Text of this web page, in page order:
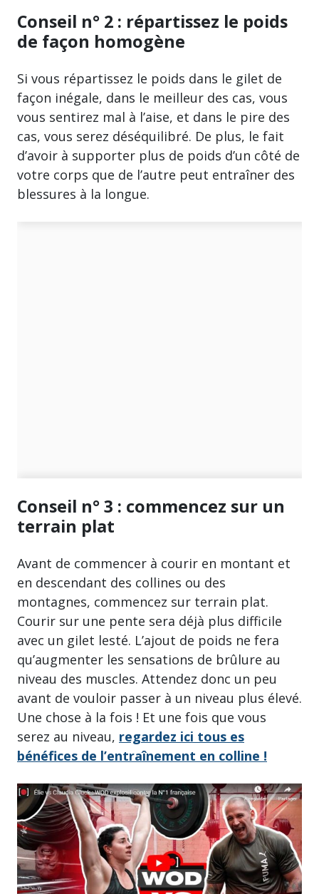
Conseil n° 2 : répartissez le poids
de façon homogène
Si vous répartissez le poids dans le gilet de
façon inégale, dans le meilleur des cas, vous
vous sentirez mal à l’aise, et dans le pire des
cas, vous serez déséquilibré. De plus, le fait
d’avoir à supporter plus de poids d’un côté de
votre corps que de l’autre peut entraîner des
blessures à la longue.
Conseil n° 3 : commencez sur un
terrain plat
Avant de commencer à courir en montant et
en descendant des collines ou des
montagnes, commencez sur terrain plat.
Courir sur une pente sera déjà plus difficile
avec un gilet lesté. L’ajout de poids ne fera
qu’augmenter les sensations de brûlure au
niveau des muscles. Attendez donc un peu
avant de vouloir passer à un niveau plus élevé.
Une chose à la fois ! Et une fois que vous
serez au niveau, regardez ici tous es
bénéfices de l’entraînement en colline !